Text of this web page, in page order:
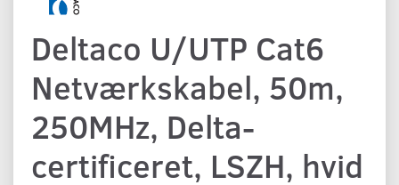
Deltaco U/UTP Cat6
Netværkskabel, 50m,
250MHz, Delta-
certificeret, LSZH, hvid